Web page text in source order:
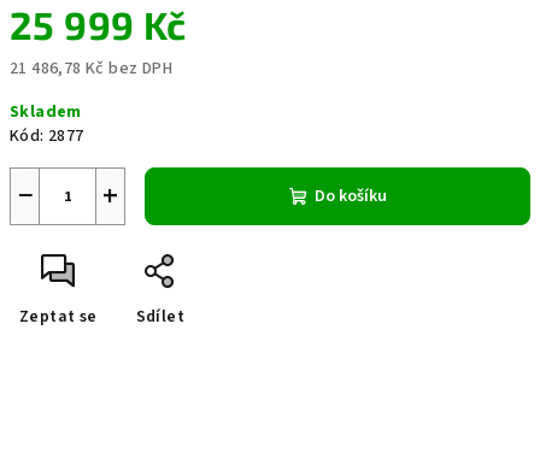
25 999 Kč
21 486,78 Kč bez DPH
cena:
Skladem
Kód: 2877
+
− Do košíku
Zeptat se Sdílet